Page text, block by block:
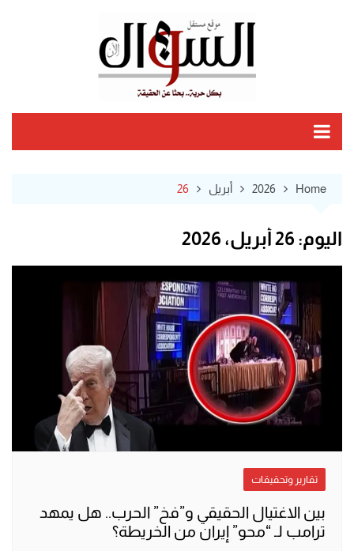
Home
2026 أبريل 26
اليوم: 26 أبريل، 2026
تقارير وتحقيقات
بين الاغتيال الحقيقي و”فخ” الحرب.. هل يمهد
ترامب لـ “محو” إيران من الخريطة؟